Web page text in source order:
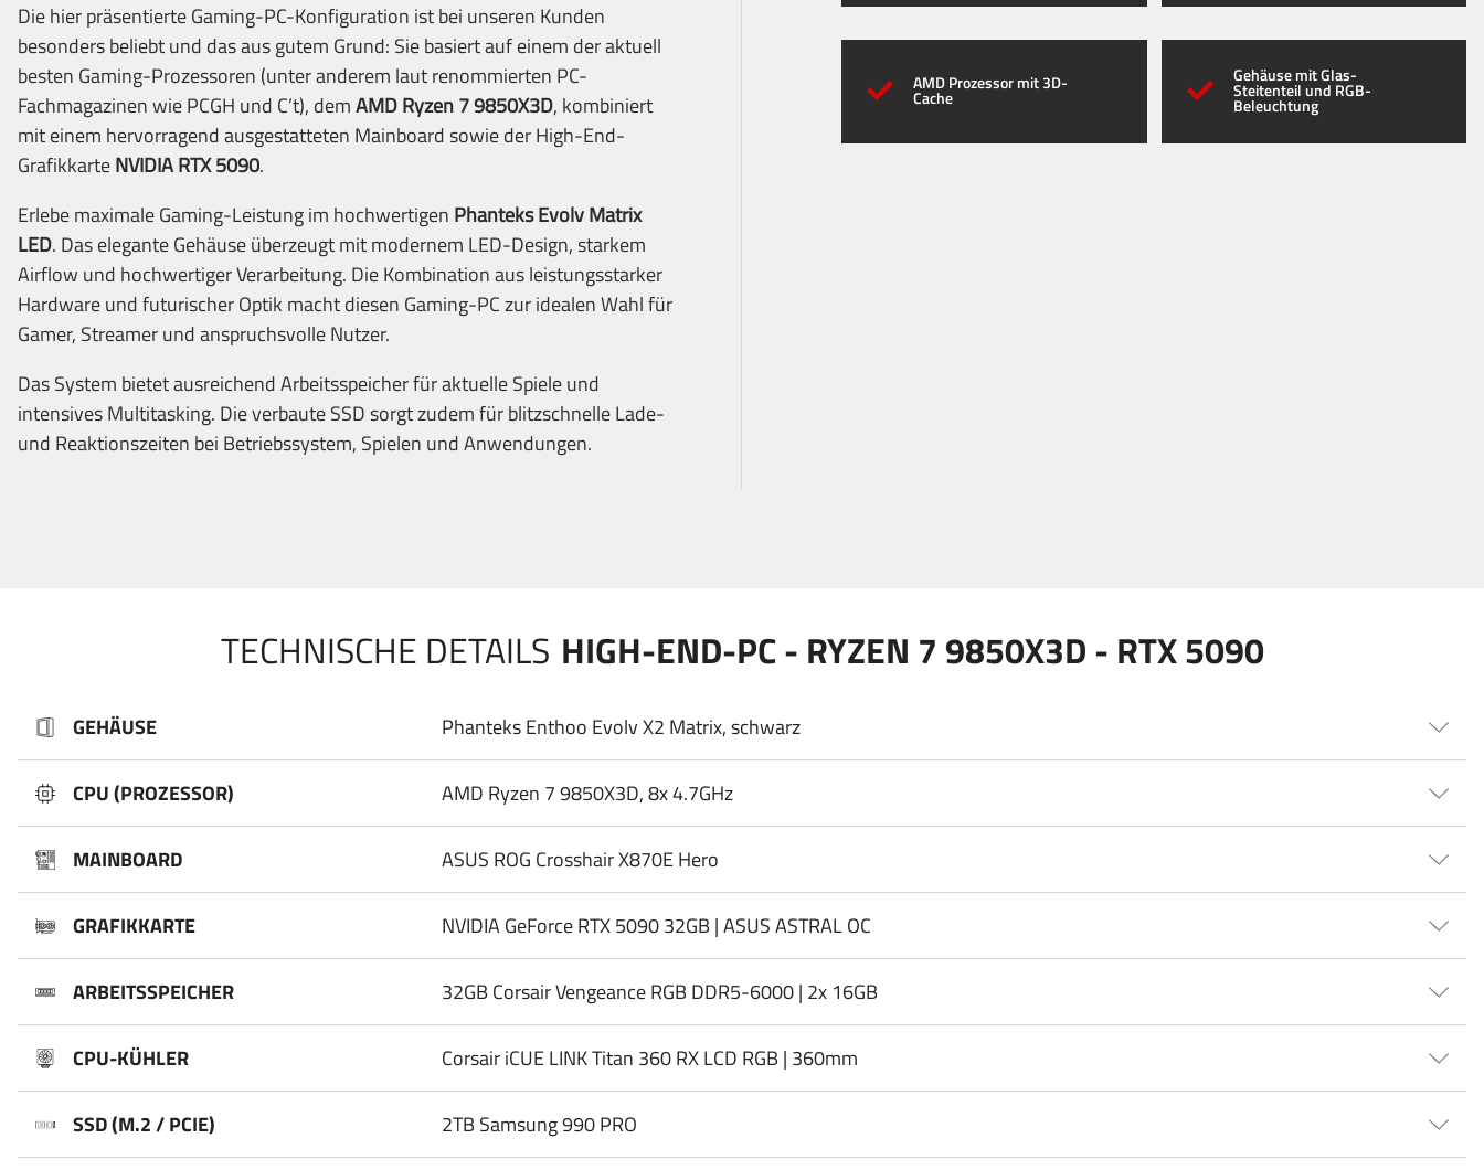
Die hier präsentierte Gaming-PC-Konfiguration ist bei unseren Kunden
besonders beliebt und das aus gutem Grund: Sie basiert auf einem der aktuell
besten Gaming-Prozessoren (unter anderem laut renommierten PC-
Fachmagazinen wie PCGH und C’t), demAMD Ryzen 7 9850X3D, kombiniert
mit einem hervorragend ausgestatteten Mainboard sowie der High-End-
GrafikkarteNVIDIA RTX 5090.
Erlebe maximale Gaming-Leistung im hochwertigen Phanteks Evolv Matrix
LED. Das elegante Gehäuse überzeugt mit modernem LED-Design, starkem
Airflow und hochwertiger Verarbeitung. Die Kombination aus leistungsstarker
Hardware und futurischer Optik macht diesen Gaming-PC zur idealen Wahl für
Gamer, Streamer und anspruchsvolle Nutzer.
Das System bietet ausreichend Arbeitsspeicher für aktuelle Spiele und
intensives Multitasking. Die verbaute SSD sorgt zudem für blitzschnelle Lade-
und Reaktionszeiten bei Betriebssystem, Spielen und Anwendungen.
AMD Prozessor mit 3D-
Cache
Gehäuse mit Glas-
Steitenteil und RGB-
Beleuchtung
TECHNISCHE DETAILS HIGH-END-PC - RYZEN 7 9850X3D - RTX 5090
GEHÄUSE Phanteks Enthoo Evolv X2 Matrix, schwarz
CPU (PROZESSOR) AMD Ryzen 7 9850X3D, 8x 4.7GHz
MAINBOARD ASUS ROG Crosshair X870E Hero
GRAFIKKARTE NVIDIA GeForce RTX 5090 32GB | ASUS ASTRAL OC
ARBEITSSPEICHER 32GB Corsair Vengeance RGB DDR5-6000 | 2x 16GB
CPU-KÜHLER Corsair iCUE LINK Titan 360 RX LCD RGB | 360mm
SSD (M.2 / PCIE) 2TB Samsung 990 PRO